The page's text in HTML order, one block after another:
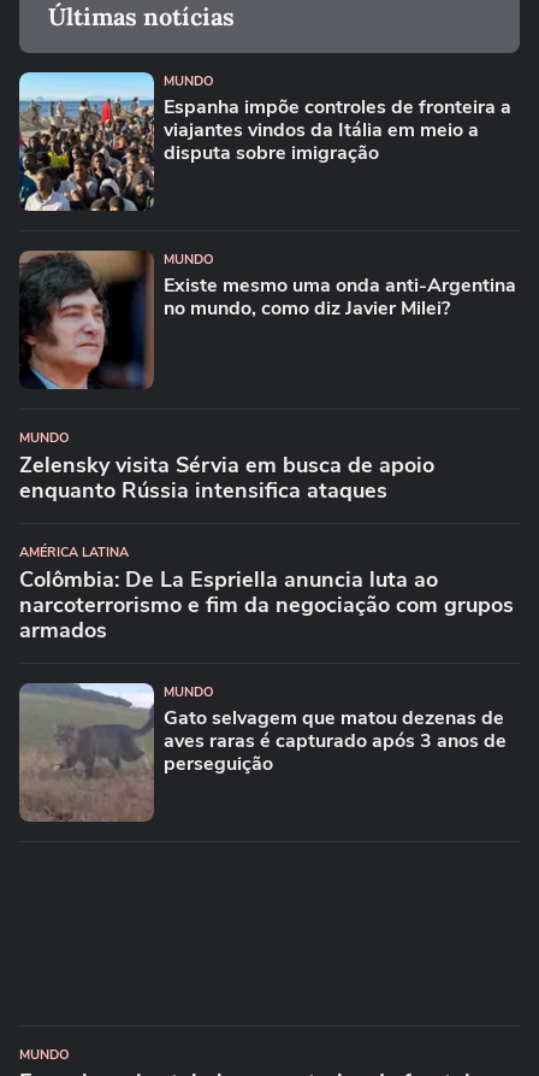
Últimas notícias
MUNDO
Espanha impõe controles de fronteira a
viajantes vindos da Itália em meio a
disputa sobre imigração
MUNDO
Existe mesmo uma onda anti-Argentina
no mundo, como diz Javier Milei?
MUNDO
Zelensky visita Sérvia em busca de apoio
enquanto Rússia intensifica ataques
AMÉRICA LATINA
Colômbia: De La Espriella anuncia luta ao
narcoterrorismo e fim da negociação com grupos
armados
MUNDO
Gato selvagem que matou dezenas de
aves raras é capturado após 3 anos de
perseguição
MUNDO